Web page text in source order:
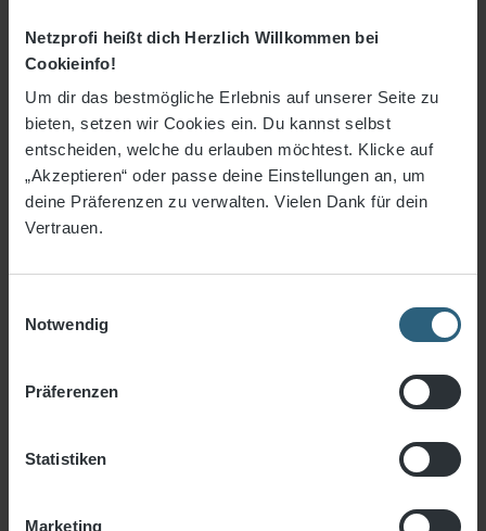
Netzprofi heißt dich Herzlich Willkommen bei
Cookieinfo!
Um dir das bestmögliche Erlebnis auf unserer Seite zu
bieten, setzen wir Cookies ein. Du kannst selbst
entscheiden, welche du erlauben möchtest. Klicke auf
„Akzeptieren“ oder passe deine Einstellungen an, um
deine Präferenzen zu verwalten. Vielen Dank für dein
Vertrauen.
Notwendig
Präferenzen
Statistiken
Marketing
Preis pro m²:15,00 €/ m²
Netzgröße:
7,50 €*
ab 0.5 m² 15,00 €* / m²
ab3 m² 12,50 €* / m²
ab30 m²